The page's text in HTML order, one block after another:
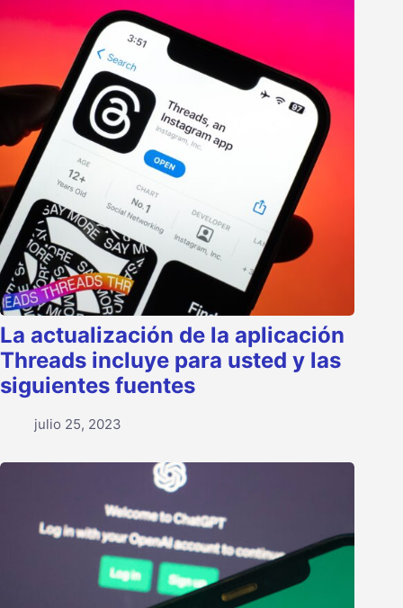
La actualización de la aplicación
Threads incluye para usted y las
siguientes fuentes
julio 25, 2023